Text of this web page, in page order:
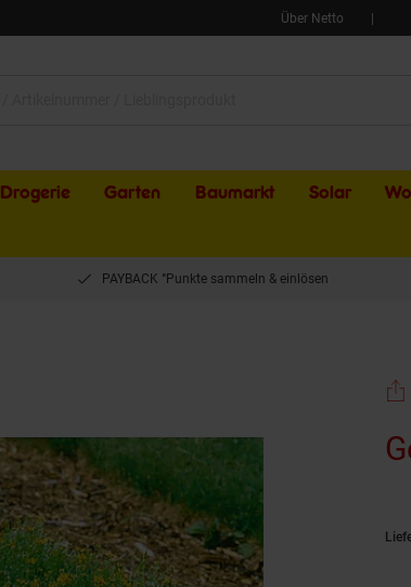
Über Netto
Drogerie Garten Baumarkt Solar
PAYBACK °Punkte sammeln & einlösen